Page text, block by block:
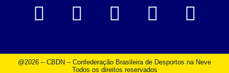
@2026 – CBDN – Confederação Brasileira de Desportos na Neve
Todos os direitos reservados